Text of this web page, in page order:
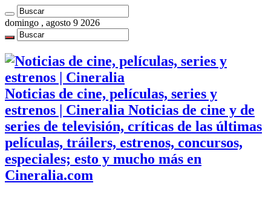
domingo , agosto 9 2026
Noticias de cine, películas, series y
estrenos | Cineralia Noticias de cine y de
series de televisión, críticas de las últimas
películas, tráilers, estrenos, concursos,
especiales; esto y mucho más en
Cineralia.com